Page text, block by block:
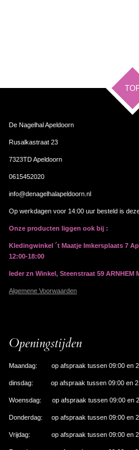
De Nagelhal Apeldoorn
Rusalkastraat 23
7323TD Apeldoorn
0615452020
info@denagelhalapeldoorn.nl
Op werkdagen voor 14:00 uur besteld is
Onze producten liggen ook bij :
Kledingwinkel ´t Maatje Imkersplaats 7
12:00-18:00
Ieder zn Winkel, Steenstraat 59 ARNHEM
Algemene Voorwaarden
Openingstijden
Maandag: op afspraak tussen 09:00 en
dinsdag: op afspraak tussen 09:00 en
Woensdag: op afspraak tussen 09:00 en
Donderdag: op afspraak tussen 09:00 en
Vrijdag: op afspraak tussen 09:00 en